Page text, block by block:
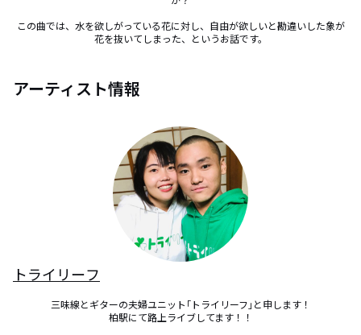
この曲では、水を欲しがっている花に対し、自由が欲しいと勘違いした象が
花を抜いてしまった、というお話です。
アーティスト情報
トライリーフ
三味線とギターの夫婦ユニット｢トライリーフ｣と申します！
柏駅にて路上ライブしてます！！